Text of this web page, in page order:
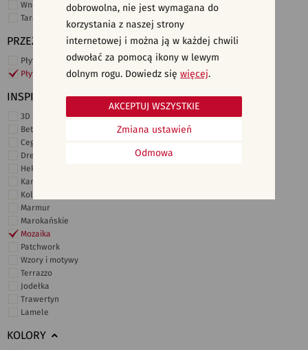
Wnętrza komercyjne
Taras i ogród
PRZEZNACZENIE
Płytki ścienne
Płytki podłogowe
INSPIRACJE
3D i struktury
Beton
Cegiełki
Drewno
Heksagonalne
Kamień
Kolor
Marmur
Marokańskie
Mozaika
Patchwork
Wzory i motywy
Terrazzo
Jodełka
Trawertyn
Lamele
KOLORY
dobrowolna, nie jest wymagana do
korzystania z naszej strony
internetowej i można ją w każdej chwili
odwołać za pomocą ikony w lewym
dolnym rogu. Dowiedz się więcej.
Odmowa
Zmiana ustawień
AKCEPTUJ WSZYSTKIE